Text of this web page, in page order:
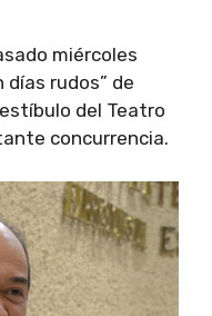
miércoles
días rudos” de
del Teatro
concurrencia.